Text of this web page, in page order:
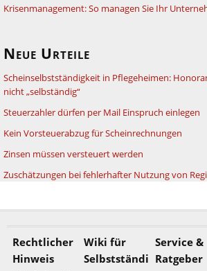
Krisenmanagement: So managen Sie Ihr
Neue Urteile
Scheinselbstständigkeit in Pflegeheimen:
nicht „selbständig“
Steuerzahler dürfen per Mail Einspruch einlegen
Kein Vorsteuerabzug für Scheinrechnungen
Zinsen müssen versteuert werden
Zuschätzungen bei fehlerhafter Nutzung von
Rechtlicher
Hinweis
Wiki für
Selbstständi
Service &
Ratgeber